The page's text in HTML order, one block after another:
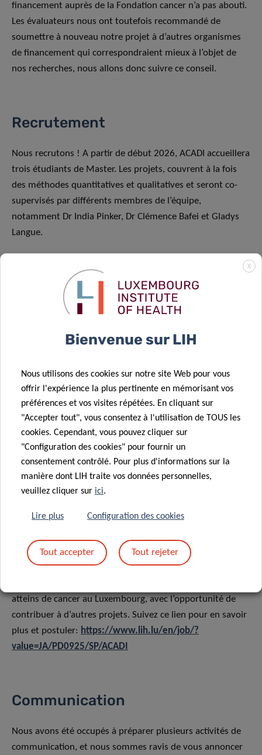
financement auprès de la Fondation cancer n’a pas abouti.
Les évaluateurs nous ont toutefois recommandé de
soumettre à nouveau notre projet à d’autres organismes
de financement qui correspondraient mieux à l’objet de
nos recherches, nous allons donc suivre ce conseil.
Recrutement
Nous recrutons ! A partir de début 2026, ACADI accueillera
trois étudiants de Master. Les projets, couvrent à la fois
des méthodes quantitatives et qualitatives et seront co-
supervisés par différents membres de l’équipe,
notamment Dr India Pinker, Dr Clémence Bafei et Gladys
Langue.
candidature, consultez les liens ci-dessous :
Futures recherches sur le traitement du cancer
Conception qualitative conjointe d’une recherche sur la
Analyse Colive Cancer des facteurs influençant le
diagnostic : https://www.lih.lu/en/job/?value=GL
Pour illustrer l’impact d’une collaboration dans notre
équipe, notre ancienne stagiaire, Ornela Siapdje, a
récemment soutenu sa thèse de Master et reçu des
commentaires très positifs de la part du jury. Ne manquez
donc pas l’occasion de travailler avec nous !
Pour ceux qui sont un peu plus avancés dans leur carrière
doctorant pour rejoindre notre équipe. Le poste consuste
principalement sur l’analyse de larges jeux de données afin
atteins de cancer au Luxembourg, avec l’opportunité de
contribuer à d’autres projets. Suivez ce lien pour en savoir
plus et postuler: https://www.lih.lu/en/job/?
value=JA/PD0925/SP/ACADI
Communication
Nous avons été occupés à préparer plusieurs activités de
communication, et nous sommes ravis de vous annoncer
X
Bienvenue sur LIH
Nous utilisons des cookies sur notre site Web pour vous
offrir l'expérience la plus pertinente en mémorisant vos
préférences et vos visites répétées. En cliquant sur
"Accepter tout", vous consentez à l'utilisation de TOUS les
cookies. Cependant, vous pouvez cliquer sur
"Configuration des cookies" pour fournir un
consentement contrôlé. Pour plus d'informations sur la
manière dont LIH traite vos données personnelles,
veuillez cliquer sur ici.
Lire plus Configuration des cookies
Tout accepter Tout rejeter